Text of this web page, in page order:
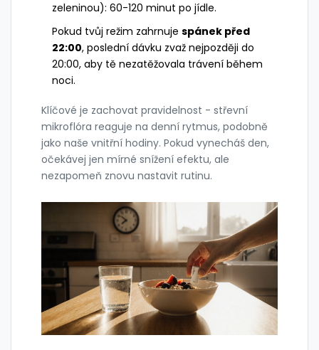
zeleninou): 60-120 minut po jídle.
Pokud tvůj režim zahrnuje spánek před
22:00, poslední dávku zvaž nejpozději do
20:00, aby tě nezatěžovala trávení během
noci.
Klíčové je zachovat pravidelnost - střevní
mikroflóra reaguje na denní rytmus, podobně
jako naše vnitřní hodiny. Pokud vynecháš den,
očekávej jen mírné snížení efektu, ale
nezapomeň znovu nastavit rutinu.